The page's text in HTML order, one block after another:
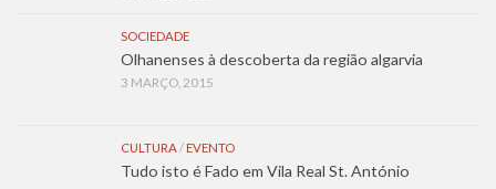
SOCIEDADE
Olhanenses à descoberta da região algarvia
3 MARÇO, 2015
CULTURA/ EVENTO
Tudo isto é Fado em Vila Real St. António